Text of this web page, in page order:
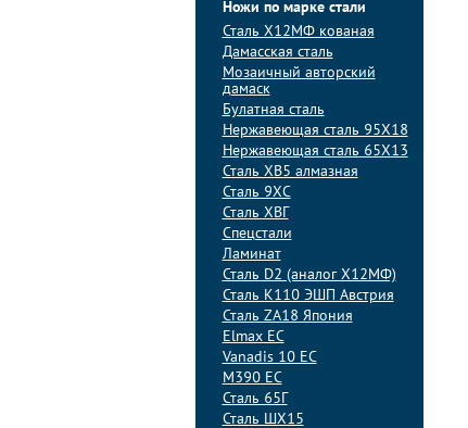
Ножи по марке стали
Сталь Х12МФ кованая
Дамасская сталь
Мозаичный авторский
дамаск
Булатная сталь
Нержавеющая сталь 95Х18
Нержавеющая сталь 65Х13
Сталь ХВ5 алмазная
Сталь 9ХС
Сталь ХВГ
Спецстали
Ламинат
Сталь D2 (аналог Х12МФ)
Сталь K110 ЭШП Австрия
Сталь ZA18 Япония
Elmax ЕС
Vanadis 10 ЕС
M390 ЕС
Сталь 65Г
Сталь ШХ15